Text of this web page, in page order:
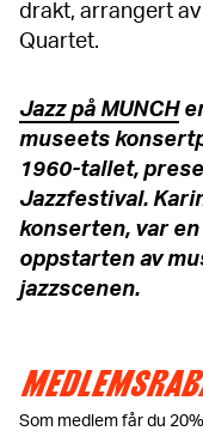
drakt, arrangert
Quartet.
Jazz på MUNCH
museets
1960-tallet,
Jazzfestival.
konserten, var
oppstarten av
jazzscenen.
Som medlem får du